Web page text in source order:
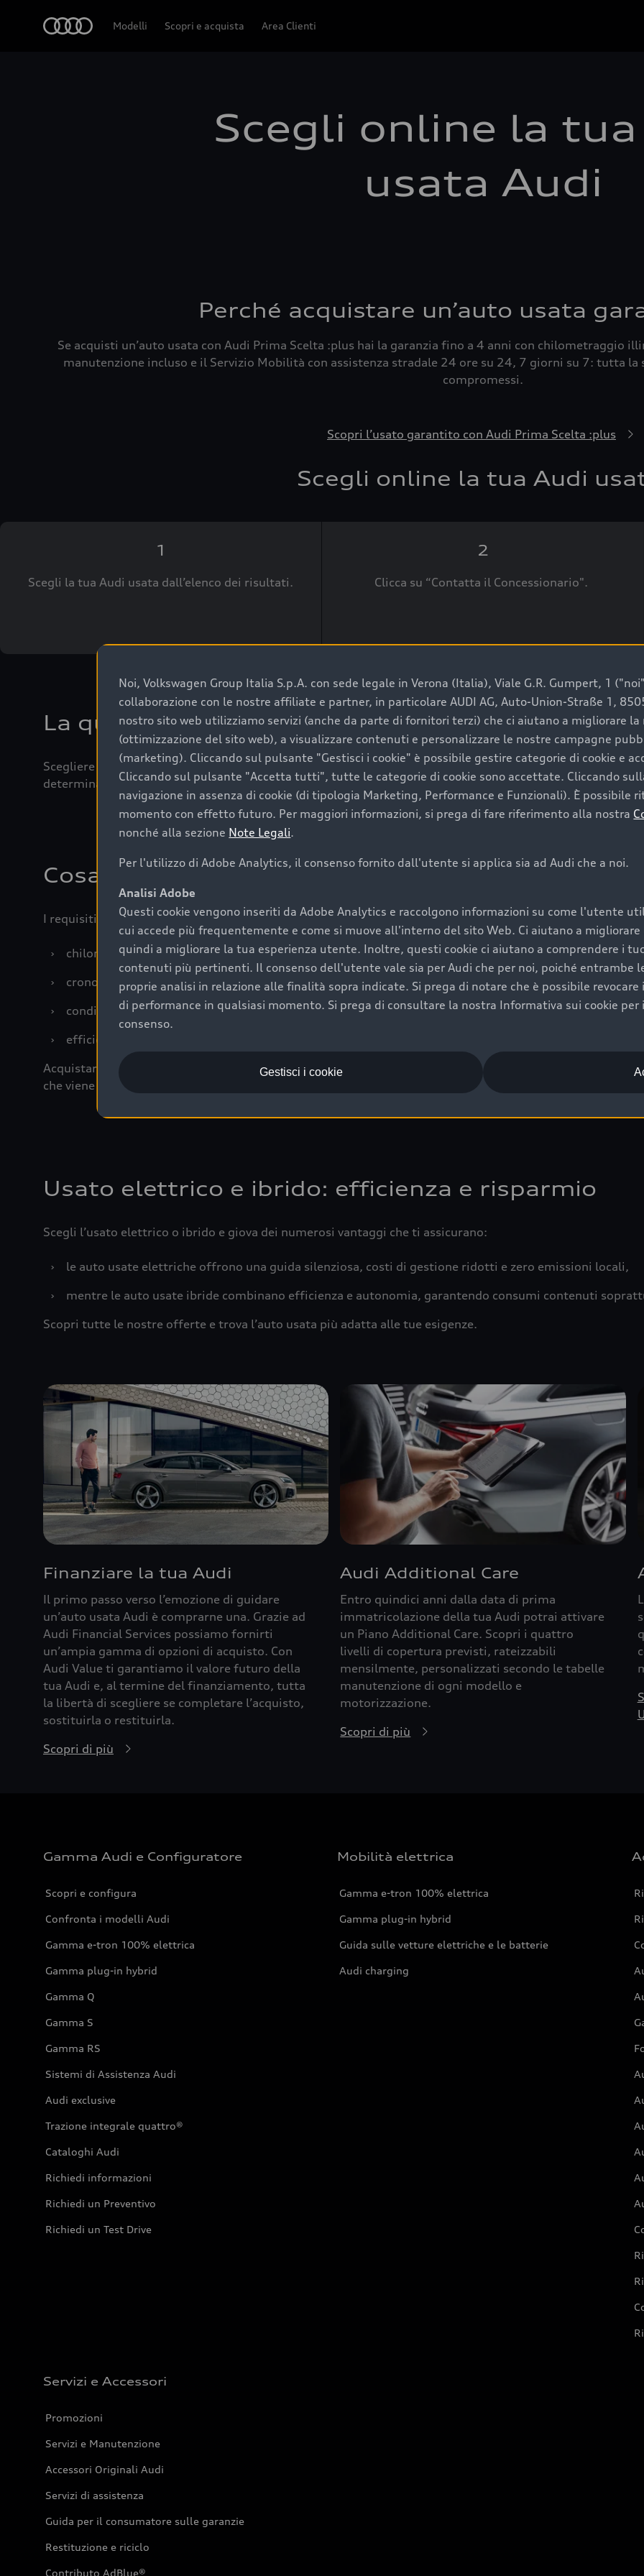
Modelli Scopri e acquista Area Clienti
Scegli online la
usata Audi
Perché acquistare un’auto usata
Se acquisti un’auto usata con Audi Prima Scelta :plus hai la garanzia fino a 4 anni con chilometraggio
manutenzione incluso e il Servizio Mobilità con assistenza stradale 24 ore su 24, 7 giorni su 7: tutta la
compromessi.
Scopri l’usato garantito con Audi Prima Scelta :plus
Scegli online la tua Audi
1
Scegli la tua Audi usata dall’elenco dei risultati.
2
Clicca su “Contatta il Concessionario".
La qualità di acquistare un’auto usata Audi
Scegliere un’auto usata è una decisione che coniuga convenienza, affidabilità e sostenibilità. Per fare un
determinanti come la garanzia inclusa e l’affidabilità del marchio. Audi offre l’auto usata perfetta tramite
Cosa sapere prima di acquistare la tua prossima
I requisiti fondamentali da considerare prima di acquistare un’auto usata, oltre al prezzo e all'aspetto,
›
chilometraggio: un valore contenuto corrisponde a uno stato migliore del veicolo e a una maggiore
›
cronologia dei tagliandi: una documentazione completa della vettura certifica una manutenzione
›
condizioni della carrozzeria e degli interni: una buona conservazione evidenzia cura e attenzione del
›
efficienza meccanica: motore, trasmissione e componenti principali in ottimo stato garantiscono
Acquistare un’auto usata in una Concessionaria ufficiale Audi che offre l’usato garantito tramite Audi
che viene sottoposto a 110 controlli approfonditi e coperto da garanzia fino a 4 anni per una maggiore
Usato elettrico e ibrido: efficienza e risparmio
Scegli l’usato elettrico o ibrido e giova dei numerosi vantaggi che ti assicurano:
›
le auto usate elettriche offrono una guida silenziosa, costi di gestione ridotti e zero emissioni locali,
›
mentre le auto usate ibride combinano efficienza e autonomia, garantendo consumi contenuti
Scopri tutte le nostre offerte e trova l’auto usata più adatta alle tue esigenze.
Finanziare la tua Audi
Il primo passo verso l’emozione di guidare
un’auto usata Audi è comprarne una. Grazie ad
Audi Financial Services possiamo fornirti
un’ampia gamma di opzioni di acquisto. Con
Audi Value ti garantiamo il valore futuro della
tua Audi e, al termine del finanziamento, tutta
la libertà di scegliere se completare l’acquisto,
sostituirla o restituirla.
Scopri di più
Audi Additional Care
Entro quindici anni dalla data di prima
immatricolazione della tua Audi potrai attivare
un Piano Additional Care. Scopri i quattro
livelli di copertura previsti, rateizzabili
mensilmente, personalizzati secondo le tabelle
manutenzione di ogni modello e
motorizzazione.
Scopri di più
Gamma Audi e Configuratore
Scopri e configura
Confronta i modelli Audi
Gamma e-tron 100% elettrica
Gamma plug-in hybrid
Gamma Q
Gamma S
Gamma RS
Sistemi di Assistenza Audi
Audi exclusive
Trazione integrale quattro®
Cataloghi Audi
Richiedi informazioni
Richiedi un Preventivo
Richiedi un Test Drive
Mobilità elettrica
Gamma e-tron 100% elettrica
Gamma plug-in hybrid
Guida sulle vetture elettriche e le batterie
Audi charging
Servizi e Accessori
Promozioni
Servizi e Manutenzione
Accessori Originali Audi
Servizi di assistenza
Guida per il consumatore sulle garanzie
Restituzione e riciclo
Contributo AdBlue®
Noi, Volkswagen Group Italia S.p.A. con sede legale in Verona (Italia), Viale G.R. Gumpert, 1
collaborazione con le nostre affiliate e partner, in particolare AUDI AG, Auto-Union-Straße 1,
nostro sito web utilizziamo servizi (anche da parte di fornitori terzi) che ci aiutano a migliorare la
(ottimizzazione del sito web), a visualizzare contenuti e personalizzare le nostre campagne
(marketing). Cliccando sul pulsante "Gestisci i cookie" è possibile gestire categorie di cookie e
Cliccando sul pulsante "Accetta tutti", tutte le categorie di cookie sono accettate. Cliccando
navigazione in assenza di cookie (di tipologia Marketing, Performance e Funzionali). È possibile
momento con effetto futuro. Per maggiori informazioni, si prega di fare riferimento alla nostra
nonché alla sezione Note Legali.
Per l'utilizzo di Adobe Analytics, il consenso fornito dall'utente si applica sia ad Audi che a noi.
Analisi Adobe
Questi cookie vengono inseriti da Adobe Analytics e raccolgono informazioni su come l'utente
cui accede più frequentemente e come si muove all'interno del sito Web. Ci aiutano a
quindi a migliorare la tua esperienza utente. Inoltre, questi cookie ci aiutano a comprendere i
contenuti più pertinenti. Il consenso dell'utente vale sia per Audi che per noi, poiché entrambe
proprie analisi in relazione alle finalità sopra indicate. Si prega di notare che è possibile
di performance in qualsiasi momento. Si prega di consultare la nostra Informativa sui cookie per
consenso.
Gestisci i cookie